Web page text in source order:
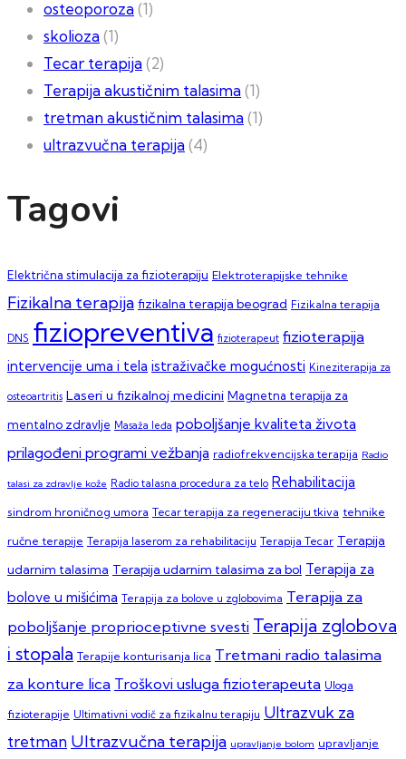
osteoporoza(1)
skolioza(1)
Tecar terapija(2)
Terapija akustičnim talasima(1)
tretman akustičnim talasima(1)
ultrazvučna terapija(4)
Tagovi
Električna stimulacija za fizioterapiju Elektroterapijske tehnike
Fizikalna terapija fizikalna terapija beograd Fizikalna terapija
DNS fiziopreventiva fizioterapeut fizioterapija
intervencije uma i tela istraživačke mogućnosti Kineziterapija za
osteoartritis Laseri u fizikalnoj medicini Magnetna terapija za
mentalno zdravlje Masaža leđa poboljšanje kvaliteta života
prilagođeni programi vežbanja radiofrekvencijska terapija Radio
talasi za zdravlje kože Radio talasna procedura za telo Rehabilitacija
sindrom hroničnog umora Tecar terapija za regeneraciju tkiva tehnike
ručne terapije Terapija laserom za rehabilitaciju Terapija Tecar Terapija
udarnim talasima Terapija udarnim talasima za bol Terapija za
bolove u mišićima Terapija za bolove u zglobovima Terapija za
poboljšanje proprioceptivne svesti Terapija zglobova
i stopala Terapije konturisanja lica Tretmani radio talasima
za konture lica Troškovi usluga fizioterapeuta Uloga
fizioterapije Ultimativni vodič za fizikalnu terapiju Ultrazvuk za
tretman Ultrazvučna terapija upravljanje bolom upravljanje